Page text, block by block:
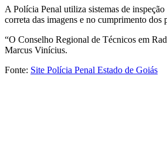
A Polícia Penal utiliza sistemas de
correta das imagens e no cumprimento dos
“O Conselho Regional de Técnicos em
Marcus Vinícius.
Fonte: Site Polícia Penal Estado de Goiás